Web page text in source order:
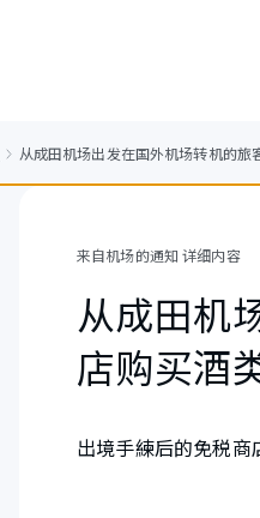
从成田机场出发在国外机场转机的旅
来自机场的通知 详细内容
从成田机
店购买酒
出境手練后的免税商